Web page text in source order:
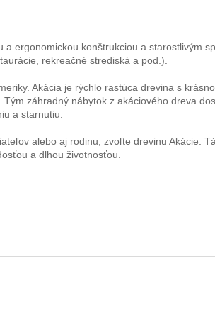
ergonomickou konštrukciou a starostlivým
rekreačné strediská a pod.).
Akácia je rýchlo rastúca drevina s
záhradný nábytok z akáciového dreva
a starnutiu.
alebo aj rodinu, zvoľte drevinu Akácie.
a dlhou životnosťou.